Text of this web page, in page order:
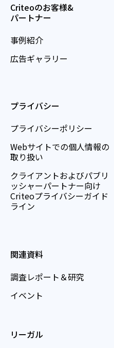
Criteoのお客様&
パートナー
事例紹介
広告ギャラリー
プライバシー
プライバシーポリシー
Webサイトでの個人情報の
取り扱い
クライアントおよびパブリ
ッシャーパートナー向け
Criteoプライバシーガイド
ライン
関連資料
調査レポート＆研究
イベント
リーガル